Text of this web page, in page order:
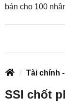
bán cho 100
Tài chính
SSI chốt